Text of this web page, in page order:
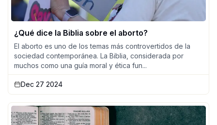
¿Qué dice la Biblia sobre el aborto?
El aborto es uno de los temas más controvertidos de la
sociedad contemporánea. La Biblia, considerada por
muchos como una guía moral y ética fun...
Dec 27 2024